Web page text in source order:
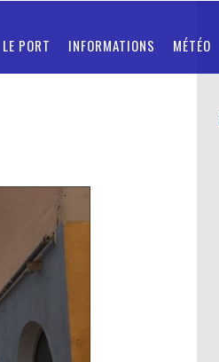
LE PORT INFORMATIONS MÉTÉO